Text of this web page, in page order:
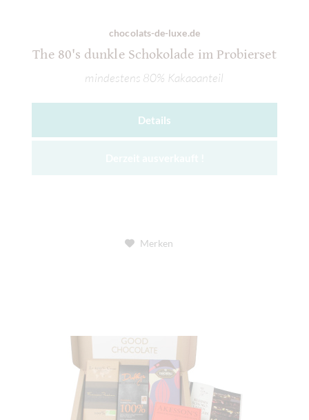
chocolats-de-luxe.de
The 80's dunkle Schokolade im Probierset
mindestens 80% Kakaoanteil
Details
Merken